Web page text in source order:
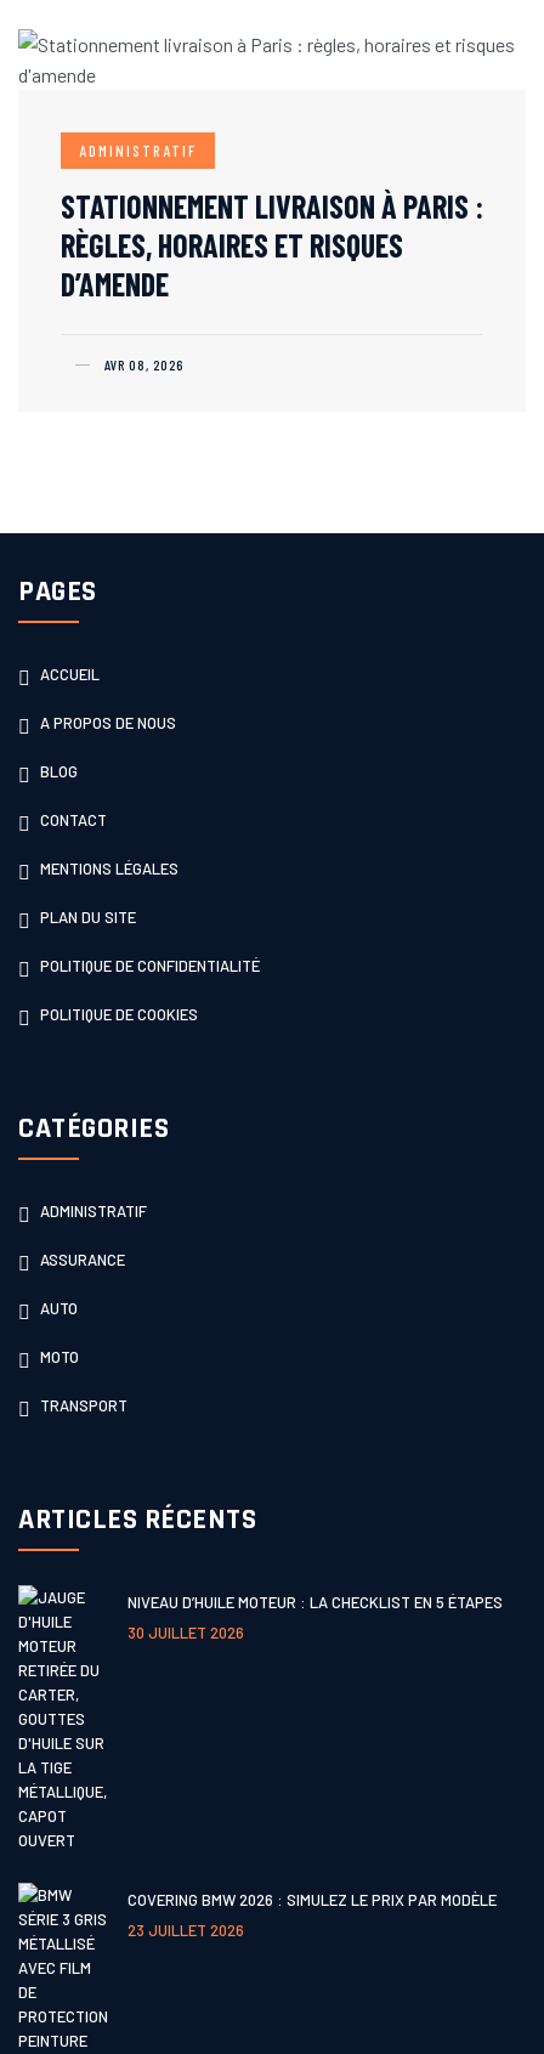
ADMINISTRATIF
STATIONNEMENT LIVRAISON À PARIS :
RÈGLES, HORAIRES ET RISQUES
D’AMENDE
AVR 08, 2026
PAGES
ACCUEIL
A PROPOS DE NOUS
BLOG
CONTACT
MENTIONS LÉGALES
PLAN DU SITE
POLITIQUE DE CONFIDENTIALITÉ
POLITIQUE DE COOKIES
CATÉGORIES
ADMINISTRATIF
ASSURANCE
AUTO
MOTO
TRANSPORT
ARTICLES RÉCENTS
NIVEAU D’HUILE MOTEUR : LA CHECKLIST EN 5 ÉTAPES
30 JUILLET 2026
COVERING BMW 2026 : SIMULEZ LE PRIX PAR MODÈLE
23 JUILLET 2026